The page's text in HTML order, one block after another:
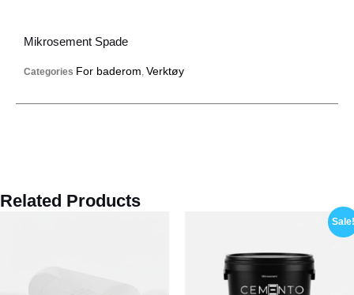
Mikrosement Spade
Categories For baderom, Verktøy
Related Products